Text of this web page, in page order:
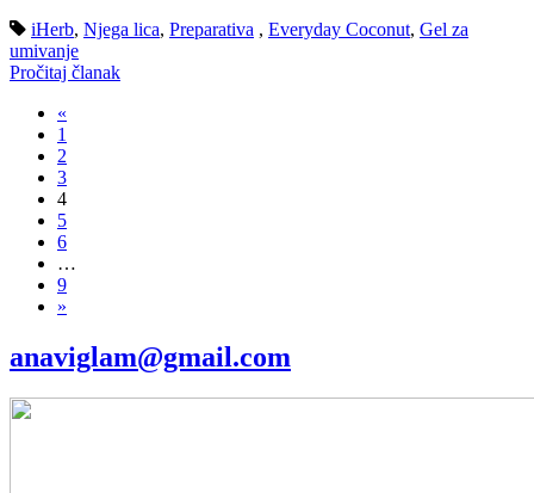
iHerb, Njega lica, Preparativa , Everyday Coconut, Gel za
umivanje
Pročitaj članak
«
1
2
3
4
5
6
…
9
»
anaviglam@gmail.com